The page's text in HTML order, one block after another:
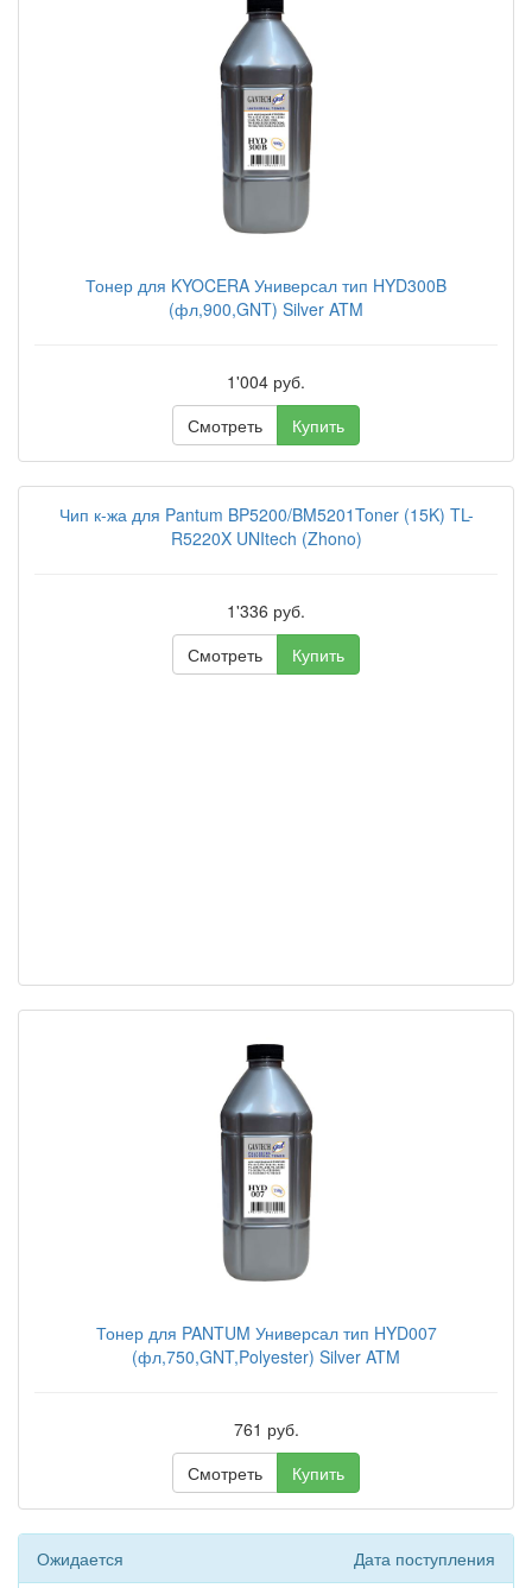
Тонер для KYOCERA Универсал тип HYD300B
(фл,900,GNT) Silver ATM
1'004 руб.
Смотреть
Купить
Чип к-жа для Pantum BP5200/BM5201Toner (15K) TL-
R5220X UNItech (Zhono)
1'336 руб.
Смотреть
Купить
Тонер для PANTUM Универсал тип HYD007
(фл,750,GNT,Polyester) Silver ATM
761 руб.
Смотреть
Купить
Ожидается Дата поступления